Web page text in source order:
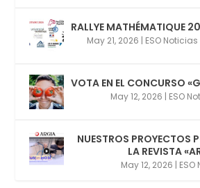
RALLYE MATHÉMATIQUE
May 21, 2026 | ESO Noticias
VOTA EN EL CONCURSO
May 12, 2026 | ESO
NUESTROS PROYECTOS
LA REVISTA
May 12, 2026 |